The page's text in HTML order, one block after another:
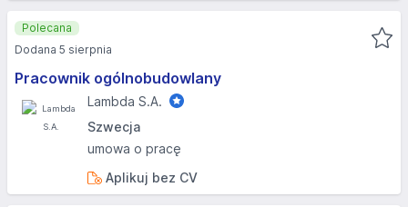
Pracownik ogólnobudowlany
Lambda S.A.
Szwecja
umowa o pracę
Aplikuj bez CV
Polecana
Dodana 5 sierpnia